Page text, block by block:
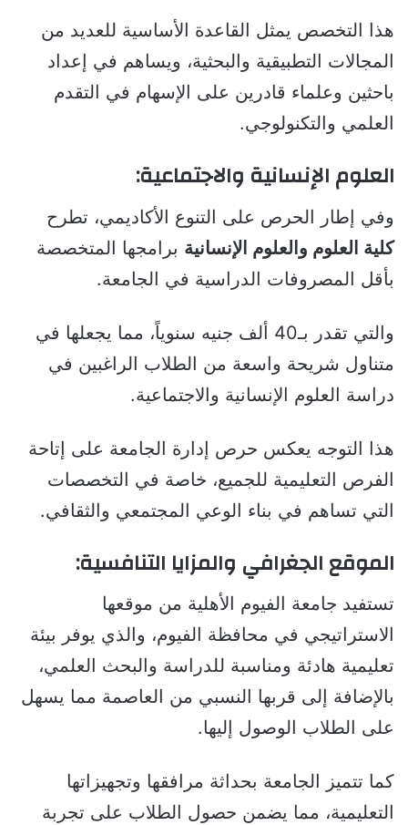
هذا التخصص يمثل القاعدة الأساسية للعديد من
المجالات التطبيقية والبحثية، ويساهم في إعداد
باحثين وعلماء قادرين على الإسهام في التقدم
العلمي والتكنولوجي.
العلوم الإنسانية والاجتماعية:
وفي إطار الحرص على التنوع الأكاديمي، تطرح
كلية العلوم والعلوم الإنسانية برامجها المتخصصة
بأقل المصروفات الدراسية في الجامعة.
والتي تقدر بـ40 ألف جنيه سنوياً، مما يجعلها في
متناول شريحة واسعة من الطلاب الراغبين في
دراسة العلوم الإنسانية والاجتماعية.
هذا التوجه يعكس حرص إدارة الجامعة على إتاحة
الفرص التعليمية للجميع، خاصة في التخصصات
التي تساهم في بناء الوعي المجتمعي والثقافي.
الموقع الجغرافي والمزايا التنافسية:
تستفيد جامعة الفيوم الأهلية من موقعها
الاستراتيجي في محافظة الفيوم، والذي يوفر بيئة
تعليمية هادئة ومناسبة للدراسة والبحث العلمي،
بالإضافة إلى قربها النسبي من العاصمة مما يسهل
على الطلاب الوصول إليها.
كما تتميز الجامعة بحداثة مرافقها وتجهيزاتها
التعليمية، مما يضمن حصول الطلاب على تجربة